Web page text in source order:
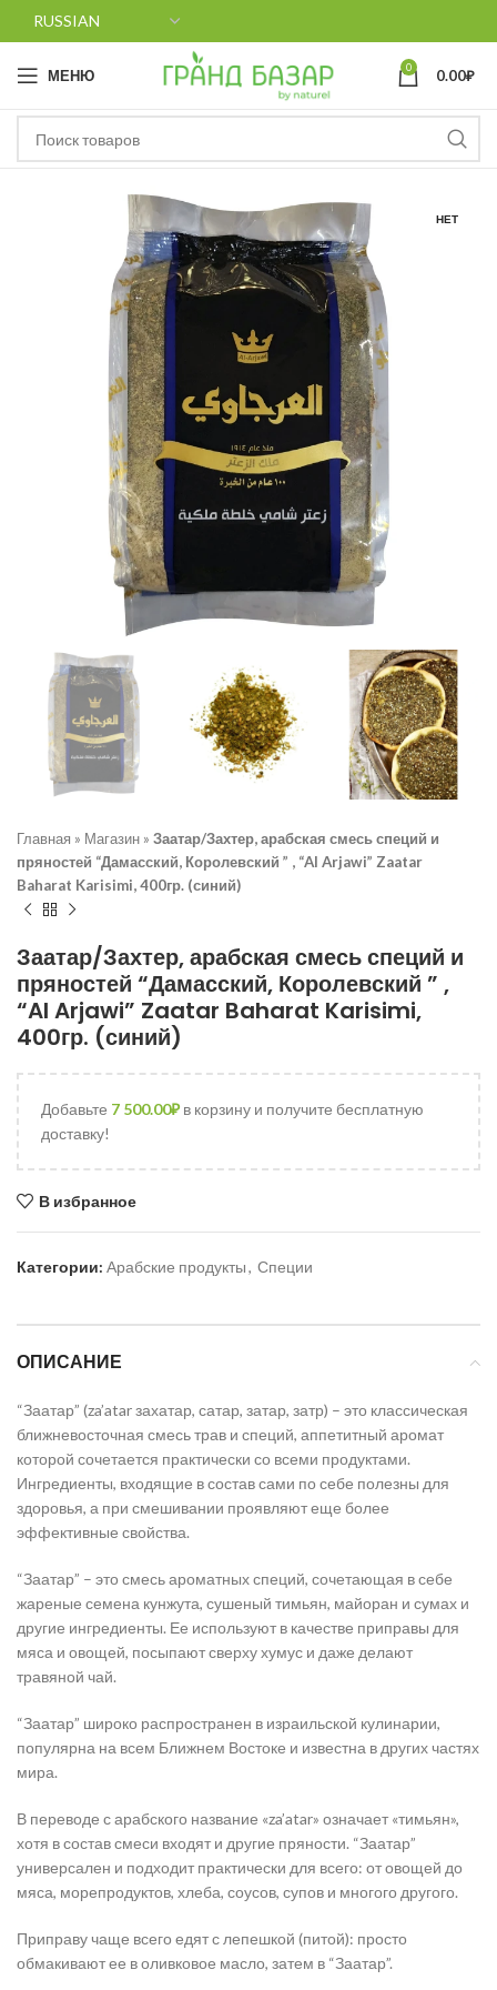
МЕНЮ 0 0.00₽
НЕТ
Главная » Магазин » Заатар/Захтер, арабская смесь специй и
пряностей “Дамасский, Королевский ” , “Al Arjawi” Zaatar
Baharat Karisimi, 400гр. (синий)
Заатар/Захтер, арабская смесь специй и
пряностей “Дамасский, Королевский ” ,
“Al Arjawi” Zaatar Baharat Karisimi,
400гр. (синий)
Добавьте 7 500.00₽в корзину и получите бесплатную
доставку!
В избранное
Категории: Арабские продукты, Специи
ОПИСАНИЕ
“Заатар” (za’atar захатар, сатар, затар, затр) – это классическая
ближневосточная смесь трав и специй, аппетитный аромат
которой сочетается практически со всеми продуктами.
Ингредиенты, входящие в состав сами по себе полезны для
здоровья, а при смешивании проявляют еще более
эффективные свойства.
“Заатар” – это смесь ароматных специй, сочетающая в себе
жареные семена кунжута, сушеный тимьян, майоран и сумах и
другие ингредиенты. Ее используют в качестве приправы для
мяса и овощей, посыпают сверху хумус и даже делают
травяной чай.
“Заатар” широко распространен в израильской кулинарии,
популярна на всем Ближнем Востоке и известна в других частях
мира.
В переводе с арабского название «za’atar» означает «тимьян»,
хотя в состав смеси входят и другие пряности. “Заатар”
универсален и подходит практически для всего: от овощей до
мяса, морепродуктов, хлеба, соусов, супов и многого другого.
Приправу чаще всего едят с лепешкой (питой): просто
обмакивают ее в оливковое масло, затем в “Заатар”.